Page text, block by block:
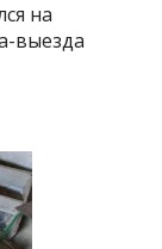
на
выезда